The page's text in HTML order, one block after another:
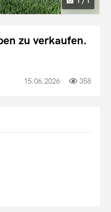
zu verkaufen.
15.06.2026 358